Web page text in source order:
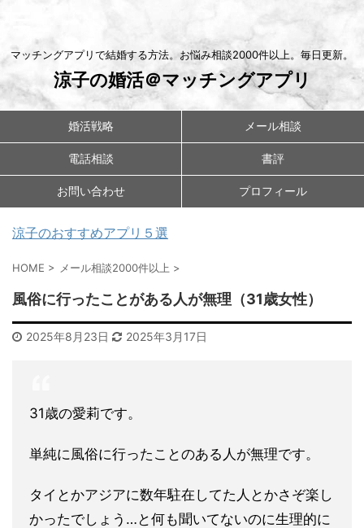
マッチングアプリで結婚する方法。お悩み相談2000件以上。毎日更新。
涼子の婚活＠マッチングアプリ
婚活戦略 メール相談
電話相談 書評
お問い合わせ プロフィール
涼子のおすすめアプリ５選
HOME > メール相談2000件以上 >
風俗に行ったことがある人が無理（31歳女性）
2025年8月23日 2025年3月17日
31歳の愛莉です。
単純に風俗に行ったことのある人が無理です。
タイとかアジアに数年駐在してた人とかさぞ楽し
かったでしょう…と何も聞いてないのに生理的に